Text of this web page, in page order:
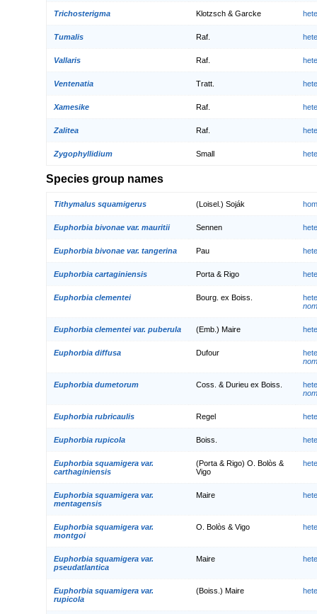
Trichosterigma Klotzsch & Garcke
Tumalis Raf.
Vallaris Raf.
Ventenatia Tratt.
Xamesike Raf.
Zalitea Raf.
Zygophyllidium Small
Species group names
Tithymalus squamigerus (Loisel.) Soják
Euphorbia bivonae var. mauritii Sennen
Euphorbia bivonae var. tangerina Pau
Euphorbia cartaginiensis Porta & Rigo
Euphorbia clementei Bourg. ex Boiss.
Euphorbia clementei var. puberula (Emb.) Maire
Euphorbia diffusa Dufour
Euphorbia dumetorum Coss. & Durieu ex Boiss.
Euphorbia rubricaulis Regel
Euphorbia rupicola Boiss.
Euphorbia squamigera var.
carthaginiensis
(Porta & Rigo) O. Bolòs &
Vigo
Euphorbia squamigera var.
mentagensis
Maire
Euphorbia squamigera var.
montgoi
O. Bolòs & Vigo
Euphorbia squamigera var.
pseudatlantica
Maire
Euphorbia squamigera var.
rupicola
(Boiss.) Maire